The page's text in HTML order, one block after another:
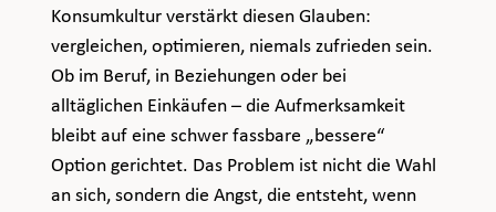
Konsumkultur verstärkt diesen Glauben:
vergleichen, optimieren, niemals zufrieden sein.
Ob im Beruf, in Beziehungen oder bei
alltäglichen Einkäufen – die Aufmerksamkeit
bleibt auf eine schwer fassbare „bessere“
Option gerichtet. Das Problem ist nicht die Wahl
an sich, sondern die Angst, die entsteht, wenn